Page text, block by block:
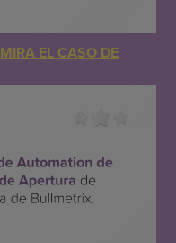
MIRA EL CASO DE